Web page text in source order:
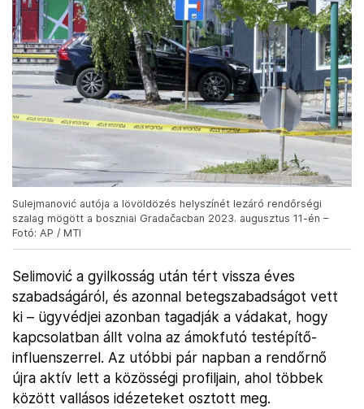
Sulejmanović autója a lövöldözés helyszínét lezáró rendőrségi
szalag mögött a boszniai Gradačacban 2023. augusztus 11-én –
Fotó: AP / MTI
Selimović a gyilkosság után tért vissza éves
szabadságáról, és azonnal betegszabadságot vett
ki – ügyvédjei azonban tagadják a vádakat, hogy
kapcsolatban állt volna az ámokfutó testépítő-
influenszerrel. Az utóbbi pár napban a rendőrnő
újra aktív lett a közösségi profiljain, ahol többek
között vallásos idézeteket osztott meg.